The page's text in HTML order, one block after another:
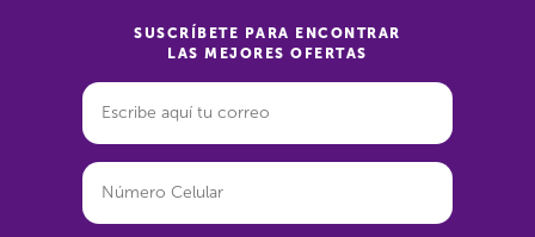
SUSCRÍBETE PARA ENCONTRAR
LAS MEJORES OFERTAS